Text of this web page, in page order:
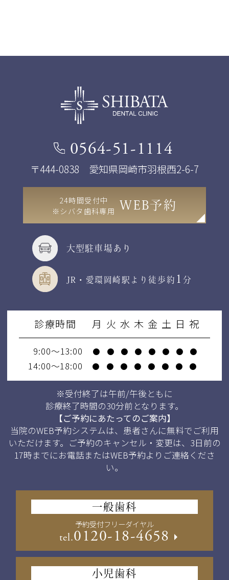
0564-51-1114
〒444-0838 愛知県岡崎市羽根西2-6-7
24時間受付中
※シバタ歯科専用 WEB予約
大型駐車場あり
JR・愛環岡崎駅より徒歩約 1分
診療時間 月 火 水 木 金 土 日 祝
9:00～13:00 ● ● ● ● ● ● ● ●
14:00～18:00 ● ● ● ● ● ● ● ●
※受付終了は午前/午後ともに
診療終了時間の30分前となります。
【ご予約にあたってのご案内】
当院のWEB予約システムは、患者さんに無料でご利用
いただけます。ご予約のキャンセル・変更は、3日前の
17時までにお電話またはWEB予約よりご連絡くださ
い。
一般歯科
予約受付フリーダイヤル
tel.0120-18-4658
小児歯科